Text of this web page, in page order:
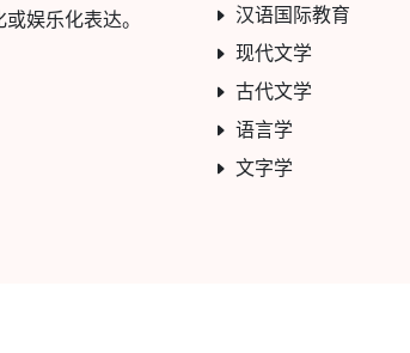
娱乐化表达。
汉语国际教育
现代文学
古代文学
语言学
文字学